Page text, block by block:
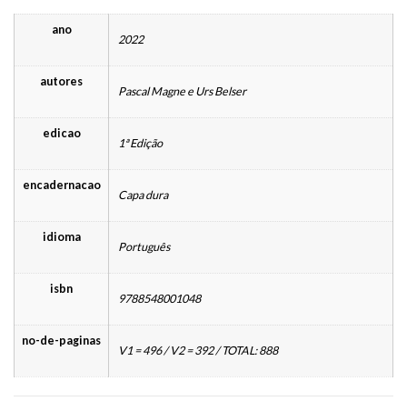
ano
2022
autores
Pascal Magne e Urs Belser
edicao
1ª Edição
encadernacao
Capa dura
idioma
Português
isbn
9788548001048
no-de-paginas
V1 = 496 / V2 = 392 / TOTAL: 888